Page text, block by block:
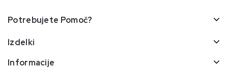
Potrebujete Pomoč?
Izdelki
Informacije